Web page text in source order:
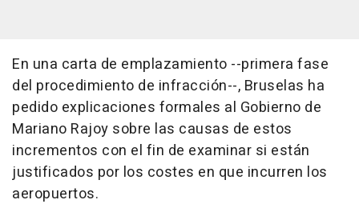
En una carta de emplazamiento --primera fase
del procedimiento de infracción--, Bruselas ha
pedido explicaciones formales al Gobierno de
Mariano Rajoy sobre las causas de estos
incrementos con el fin de examinar si están
justificados por los costes en que incurren los
aeropuertos.